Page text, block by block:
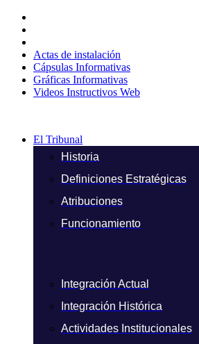
contenido
Actas de instalación
Cápsulas Informativas
Gráficas Informativas
Videos Instructivos Web
El Tribunal
Historia
Definiciones Estratégicas
Atribuciones
Funcionamiento
Integración Actual
Integración Histórica
Actividades Institucionales